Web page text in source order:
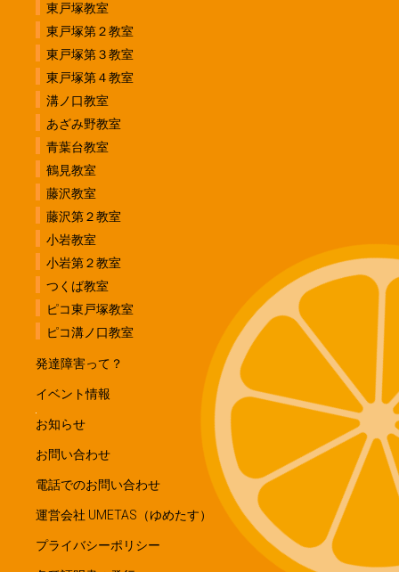
東戸塚教室
東戸塚第２教室
東戸塚第３教室
東戸塚第４教室
溝ノ口教室
あざみ野教室
青葉台教室
鶴見教室
藤沢教室
藤沢第２教室
小岩教室
小岩第２教室
つくば教室
ピコ東戸塚教室
ピコ溝ノ口教室
発達障害って？
イベント情報
お知らせ
お問い合わせ
電話でのお問い合わせ
運営会社 UMETAS（ゆめたす）
プライバシーポリシー